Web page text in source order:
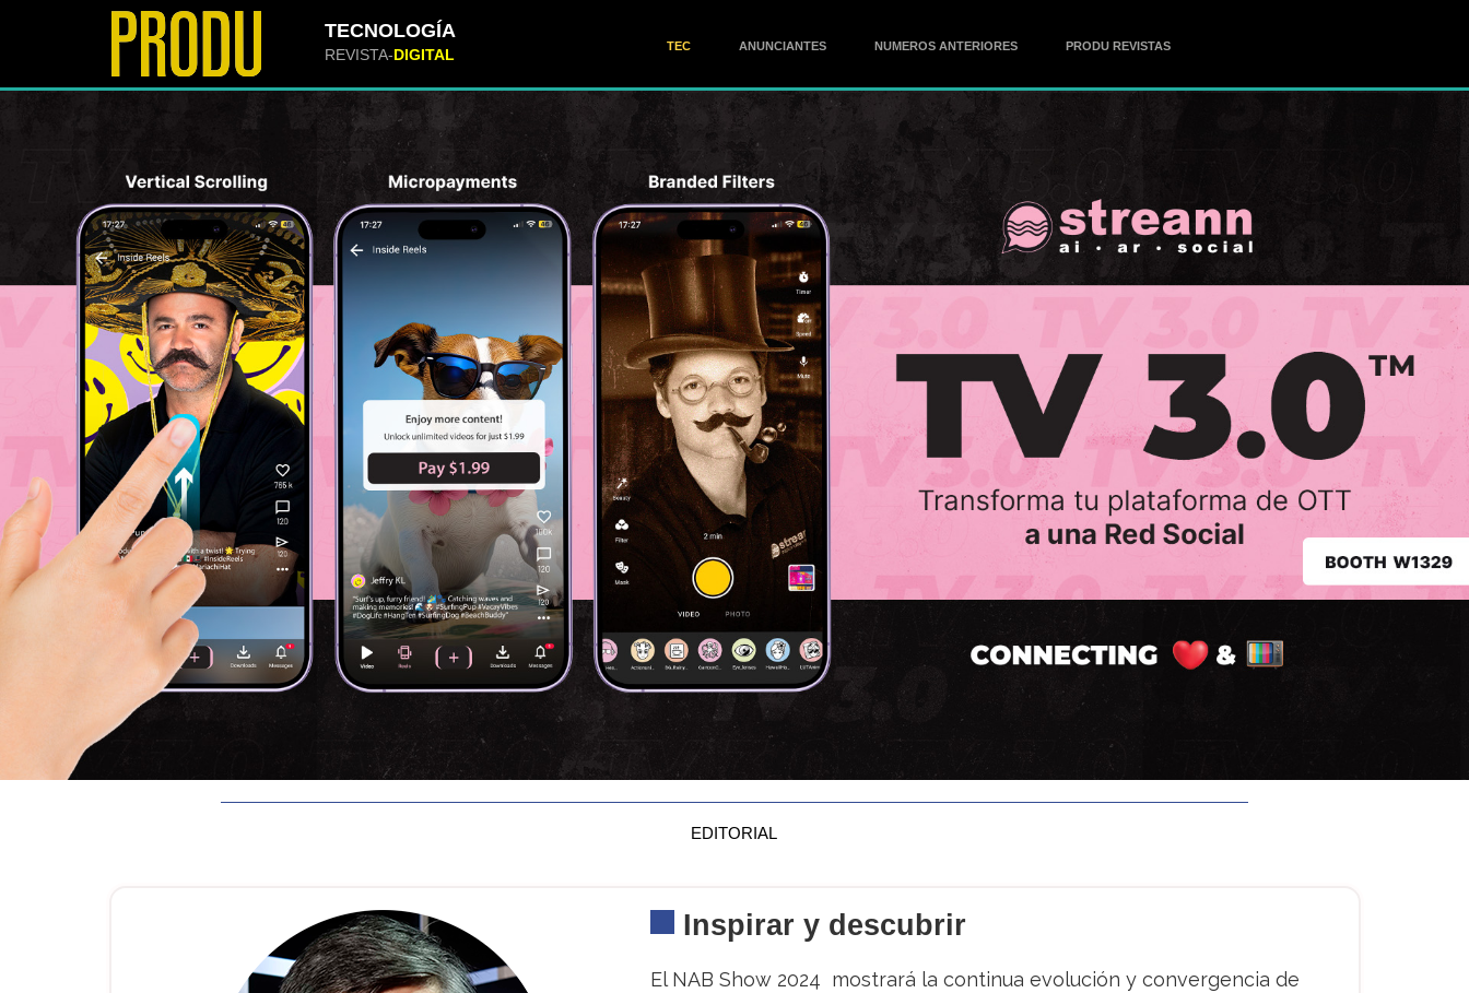
TECNOLOGÍA
REVISTA-DIGITAL TEC ANUNCIANTES NUMEROS ANTERIORES PRODU REVISTAS
EDITORIAL
Inspirar y descubrir
El NAB Show 2024 mostrará la continua evolución y convergencia de